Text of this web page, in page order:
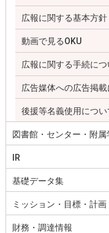
広報に関する基本方針
動画で見るOKU
広報に関する手続につ
広告媒体への広告掲
後援等名義使用につい
図書館・センター・附属
IR
基礎データ集
ミッション・目標・計画
財務・調達情報